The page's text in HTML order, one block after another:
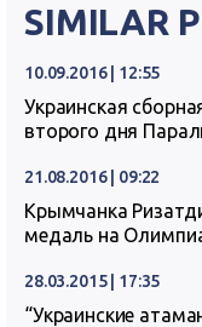
SIMILAR
10.09.2016 | 12:55
Украинская
второго дня
21.08.2016 | 09:22
Крымчанка
медаль на
28.03.2015 | 17:35
“Украинские